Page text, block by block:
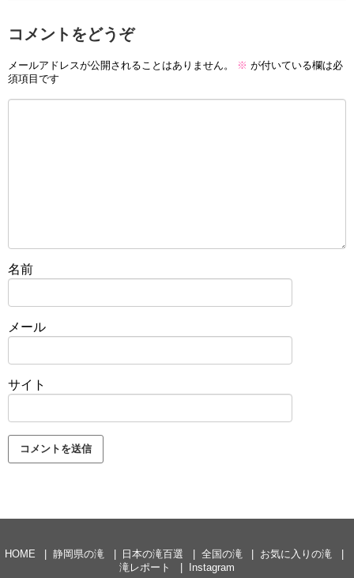
コメントをどうぞ
メールアドレスが公開されることはありません。 ※ が付いている欄は必
須項目です
名前
メール
サイト
HOME 静岡県の滝 日本の滝百選 全国の滝
お気に入りの滝
滝レポート
Instagram